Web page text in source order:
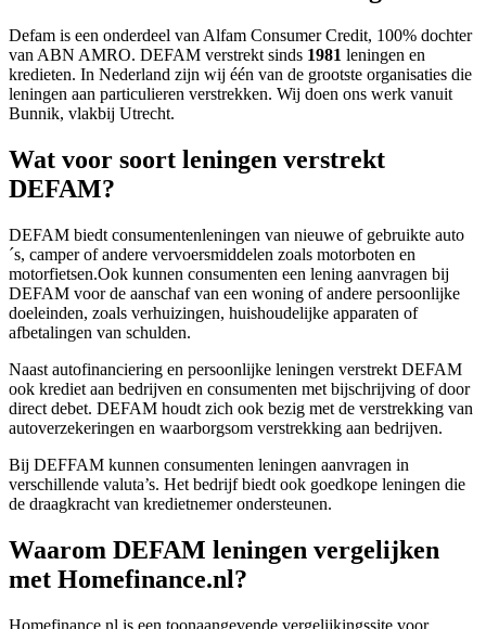
Defam is een onderdeel van Alfam Consumer Credit, 100% dochter
van ABN AMRO. DEFAM verstrekt sinds 1981 leningen en
kredieten. In Nederland zijn wij één van de grootste organisaties die
leningen aan particulieren verstrekken. Wij doen ons werk vanuit
Bunnik, vlakbij Utrecht.
Wat voor soort leningen verstrekt
DEFAM?
DEFAM biedt consumentenleningen van nieuwe of gebruikte auto
´s, camper of andere vervoersmiddelen zoals motorboten en
motorfietsen.Ook kunnen consumenten een lening aanvragen bij
DEFAM voor de aanschaf van een woning of andere persoonlijke
doeleinden, zoals verhuizingen, huishoudelijke apparaten of
afbetalingen van schulden.
Naast autofinanciering en persoonlijke leningen verstrekt DEFAM
ook krediet aan bedrijven en consumenten met bijschrijving of door
direct debet. DEFAM houdt zich ook bezig met de verstrekking van
autoverzekeringen en waarborgsom verstrekking aan bedrijven.
Bij DEFFAM kunnen consumenten leningen aanvragen in
verschillende valuta’s. Het bedrijf biedt ook goedkope leningen die
de draagkracht van kredietnemer ondersteunen.
Waarom DEFAM leningen vergelijken
met Homefinance.nl?
Homefinance.nl is een toonaangevende vergelijkingssite voor